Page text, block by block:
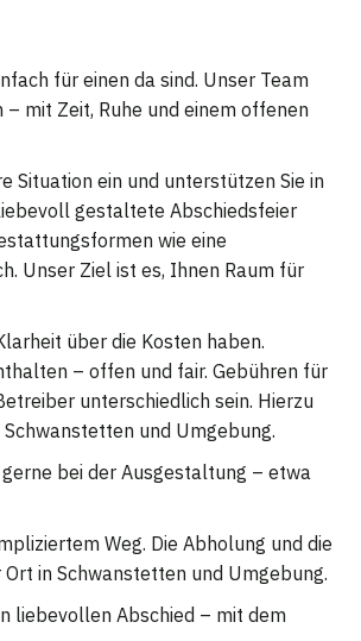
für einen da sind. Unser Team
mit Zeit, Ruhe und einem offenen
Situation ein und unterstützen Sie in
gestaltete Abschiedsfeier
wie eine
Unser Ziel ist es, Ihnen Raum für
über die Kosten haben.
– offen und fair. Gebühren für
unterschiedlich sein. Hierzu
und Umgebung.
bei der Ausgestaltung – etwa
Weg. Die Abholung und die
in Schwanstetten und Umgebung.
liebevollen Abschied – mit dem